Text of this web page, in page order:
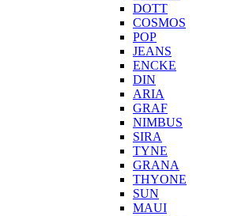
DOTT
COSMOS
POP
JEANS
ENCKE
DIN
ARIA
GRAF
NIMBUS
SIRA
TYNE
GRANA
THYONE
SUN
MAUI